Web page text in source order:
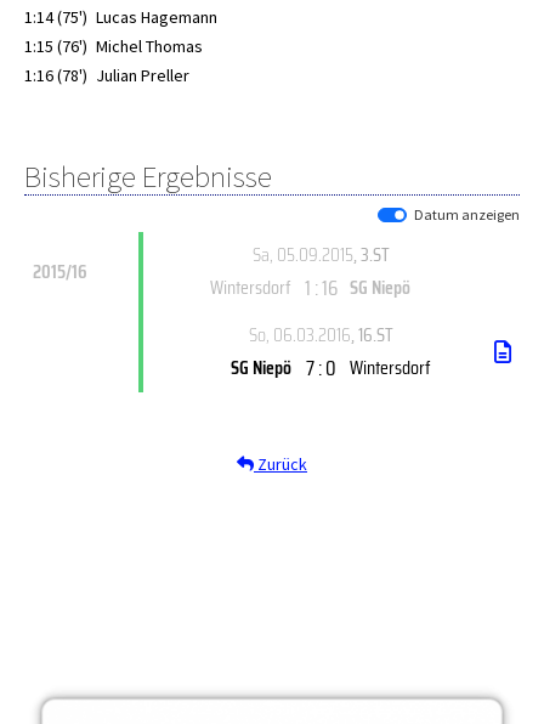
1:14 (75') Lucas Hagemann
1:15 (76') Michel Thomas
1:16 (78') Julian Preller
Bisherige Ergebnisse
Datum anzeigen
2015/16
Sa, 05.09.2015, 3.ST
Wintersdorf 1 : 16 SG Niepö
So, 06.03.2016, 16.ST
SG Niepö 7 : 0 Wintersdorf
Zurück